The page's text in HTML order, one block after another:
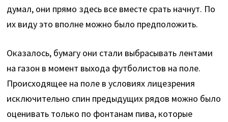
думал, они прямо здесь все вместе срать начнут. По
их виду это вполне можно было предположить.
Оказалось, бумагу они стали выбрасывать лентами
на газон в момент выхода футболистов на поле.
Происходящее на поле в условиях лицезрения
исключительно спин предыдущих рядов можно было
оценивать только по фонтанам пива, которые